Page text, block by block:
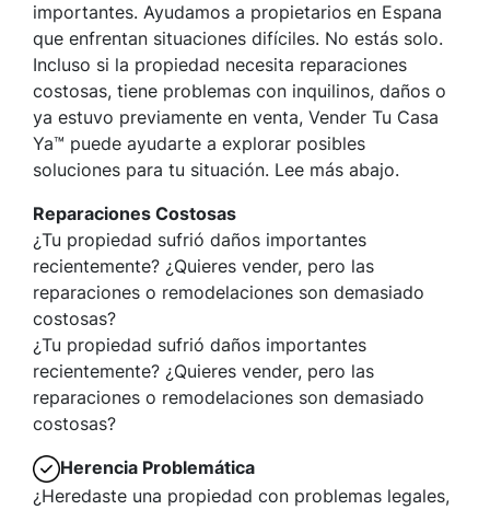
importantes. Ayudamos a propietarios en Espana
que enfrentan situaciones difíciles. No estás solo.
Incluso si la propiedad necesita reparaciones
costosas, tiene problemas con inquilinos, daños o
ya estuvo previamente en venta, Vender Tu Casa
Ya™ puede ayudarte a explorar posibles
soluciones para tu situación. Lee más abajo.
Reparaciones Costosas
¿Tu propiedad sufrió daños importantes
recientemente? ¿Quieres vender, pero las
reparaciones o remodelaciones son demasiado
costosas?
¿Tu propiedad sufrió daños importantes
recientemente? ¿Quieres vender, pero las
reparaciones o remodelaciones son demasiado
costosas?
Herencia Problemática
¿Heredaste una propiedad con problemas legales,